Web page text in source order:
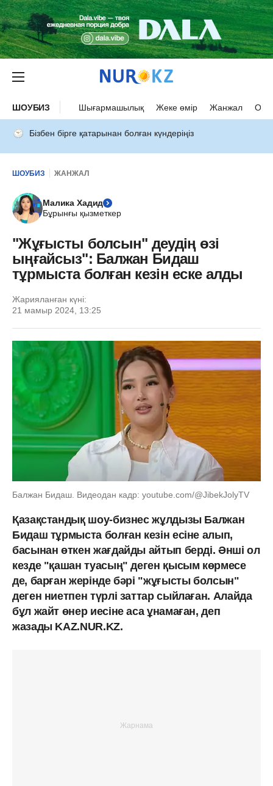
ШОУБИЗ Шығармашылық Жеке өмір Жанжал
Бізбен бірге қатарынан болған күндеріңіз
ШОУБИЗ ЖАНЖАЛ
Малика Хадид
Бұрынғы қызметкер
"Жұғысты болсын" деудің өзі
ыңғайсыз": Балжан Бидаш
тұрмыста болған кезін еске алды
Жарияланған күні:
21 мамыр 2024, 13:25
Балжан Бидаш. Видеодан кадр: youtube.com/@JibekJolyTV
Қазақстандық шоу-бизнес жұлдызы Балжан
Бидаш тұрмыста болған кезін есіне алып,
басынан өткен жағдайды айтып берді. Әнші ол
кезде "қашан туасың" деген қысым көрмесе
де, барған жерінде бәрі "жұғысты болсын"
деген ниетпен түрлі заттар сыйлаған. Алайда
бұл жайт өнер иесіне аса ұнамаған, деп
жазады KAZ.NUR.KZ.